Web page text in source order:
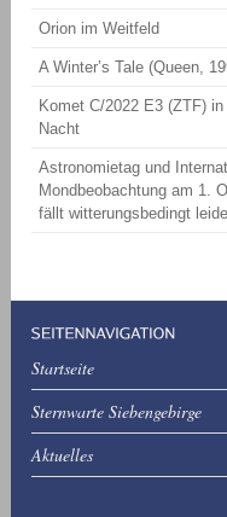
Orion im Weitfeld
A Winter’s Tale (Queen,
Komet C/2022 E3 (ZTF)
Nacht
Astronomietag und
Mondbeobachtung am 1.
fällt witterungsbedingt
Startseite
Sternwarte Siebengebirge
Aktuelles